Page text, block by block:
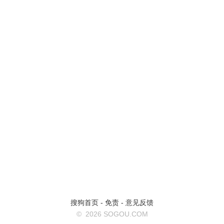
搜狗首页 - 免责 - 意见反馈
© 2026 SOGOU.COM